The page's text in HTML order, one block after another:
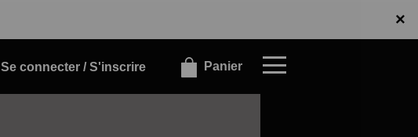
×
Se connecter / S'inscrire Panier
x